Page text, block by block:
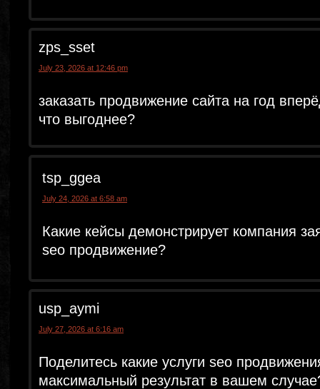
zps_sset
July 23, 2026 at 12:46 pm
заказать продвижение сайта на год
что выгоднее?
tsp_ggea
July 24, 2026 at 6:58 am
Какие кейсы демонстрирует компания
seo продвижение?
usp_aymi
July 27, 2026 at 6:16 am
Поделитесь какие услуги seo
максимальный результат в вашем